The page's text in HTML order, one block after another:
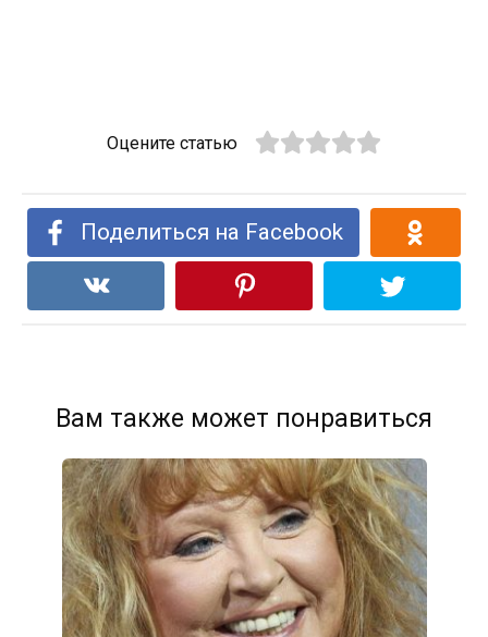
Оцените статью
Поделиться на Facebook
Вам также может понравиться